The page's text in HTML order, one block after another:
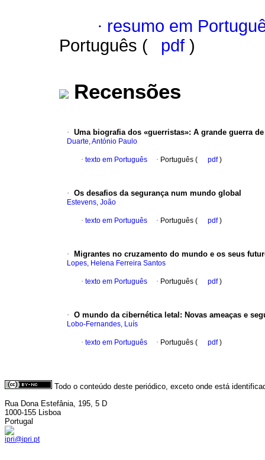
· resumo em
Português (
pdf )
Recensões
· Uma biografia dos «guerristas»: A grande guerra
Duarte, António Paulo
· texto em Português · Português ( pdf)
· Os desafios da segurança num mundo global
Estevens, João
· texto em Português · Português ( pdf)
· Migrantes no cruzamento do mundo e os seus
Lopes, Helena Ferreira Santos
· texto em Português · Português ( pdf)
· O mundo da cibernética letal : Novas ameaças e
Lobo-Fernandes, Luís
· texto em Português · Português ( pdf)
Todo o conteúdo deste periódico, exceto onde está
Rua Dona Estefânia, 195, 5 D
1000-155 Lisboa
Portugal
ipri@ipri.pt